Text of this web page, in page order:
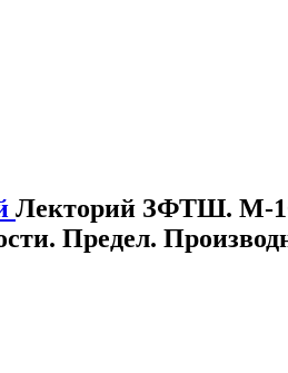
Лекторий ЗФТШ. М-
Предел.